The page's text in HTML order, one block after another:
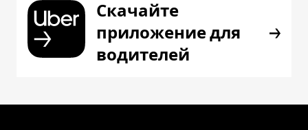
Скачайте
приложение для
водителей